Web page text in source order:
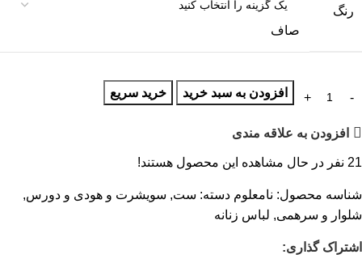
رنگ
صاف
افزودن به سبد خرید خرید سریع
افزودن به علاقه مندی
21 نفر در حال مشاهده این محصول هستند!
شناسه محصول: نامعلوم دسته: ست, سویشرت و هودی و دورس,
شلوار و سرهمی, لباس زنانه
اشتراک گذاری: